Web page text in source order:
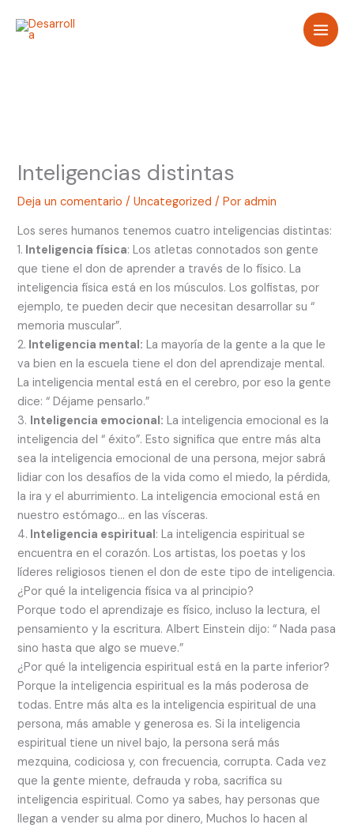
Inteligencias distintas
Deja un comentario /Uncategorized / Poradmin
Los seres humanos tenemos cuatro inteligencias distintas:
1. Inteligencia física: Los atletas connotados son gente
que tiene el don de aprender a través de lo físico. La
inteligencia física está en los músculos. Los golfistas, por
ejemplo, te pueden decir que necesitan desarrollar su “
memoria muscular”.
2. Inteligencia mental: La mayoría de la gente a la que le
va bien en la escuela tiene el don del aprendizaje mental.
La inteligencia mental está en el cerebro, por eso la gente
dice: “ Déjame pensarlo.”
3. Inteligencia emocional: La inteligencia emocional es la
inteligencia del “ éxito”. Esto significa que entre más alta
sea la inteligencia emocional de una persona, mejor sabrá
lidiar con los desafíos de la vida como el miedo, la pérdida,
la ira y el aburrimiento. La inteligencia emocional está en
nuestro estómago… en las vísceras.
4. Inteligencia espiritual: La inteligencia espiritual se
encuentra en el corazón. Los artistas, los poetas y los
líderes religiosos tienen el don de este tipo de inteligencia.
¿Por qué la inteligencia física va al principio?
Porque todo el aprendizaje es físico, incluso la lectura, el
pensamiento y la escritura. Albert Einstein dijo: “ Nada pasa
sino hasta que algo se mueve.”
¿Por qué la inteligencia espiritual está en la parte inferior?
Porque la inteligencia espiritual es la más poderosa de
todas. Entre más alta es la inteligencia espiritual de una
persona, más amable y generosa es. Si la inteligencia
espiritual tiene un nivel bajo, la persona será más
mezquina, codiciosa y, con frecuencia, corrupta. Cada vez
que la gente miente, defrauda y roba, sacrifica su
inteligencia espiritual. Como ya sabes, hay personas que
llegan a vender su alma por dinero, Muchos lo hacen al